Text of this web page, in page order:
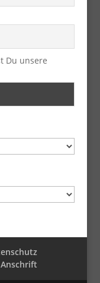
Du unsere